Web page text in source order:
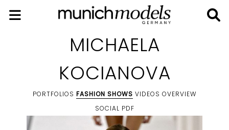
MICHAELA
KOCIANOVA
PORTFOLIOS FASHION SHOWS VIDEOS OVERVIEW
SOCIAL PDF